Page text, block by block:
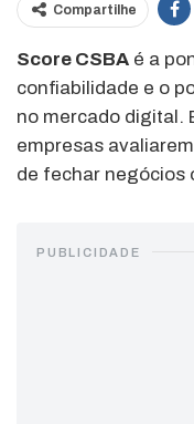
Compartilhe
Score CSBA é a
confiabilidade e o
no mercado digital.
empresas
de fechar negócios
PUBLICIDADE